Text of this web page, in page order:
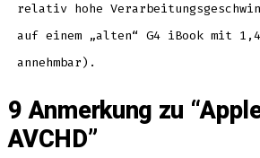
relativ hohe
auf einem „alten“ G4 iBook mit
annehmbar).
9 Anmerkung zu “
AVCHD”